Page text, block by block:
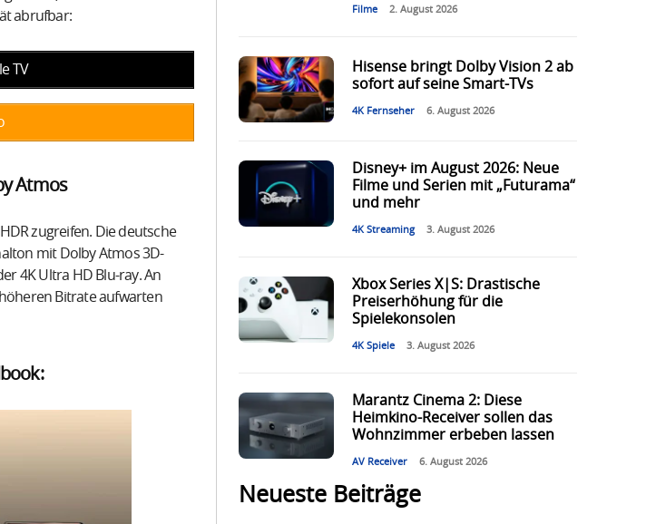
abrufbar:
TV
Atmos
zugreifen. Die deutsche
mit Dolby Atmos 3D-
4K Ultra HD Blu-ray. An
Bitrate aufwarten
Filme 2. August 2026
Hisense bringt Dolby Vision 2 ab
sofort auf seine Smart-TVs
4K Fernseher 6. August 2026
Disney+ im August 2026: Neue
Filme und Serien mit „Futurama“
und mehr
4K Streaming 3. August 2026
Xbox Series X|S: Drastische
Preiserhöhung für die
Spielekonsolen
4K Spiele 3. August 2026
Marantz Cinema 2: Diese
Heimkino-Receiver sollen das
Wohnzimmer erbeben lassen
AV Receiver 6. August 2026
Neueste Beiträge